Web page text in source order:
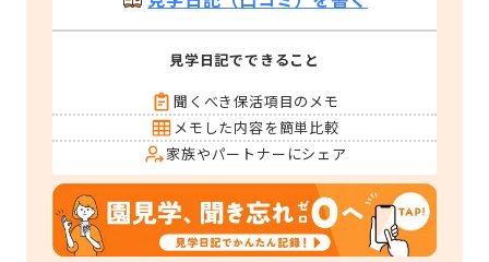
見学日記でできること
聞くべき保活項目のメモ
メモした内容を簡単比較
家族やパートナーにシェア